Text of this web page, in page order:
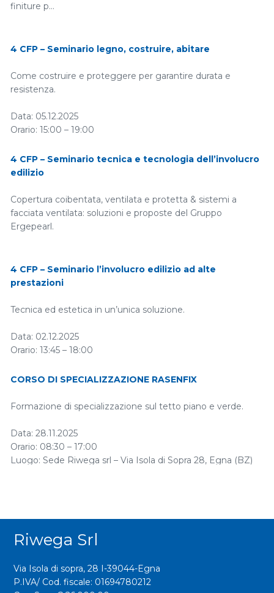
finiture p…
4 CFP – Seminario legno, costruire, abitare
Come costruire e proteggere per garantire durata e
resistenza.
Data: 05.12.2025
Orario: 15:00 – 19:00
Enna, Via Sant’Agata…
4 CFP – Seminario tecnica e tecnologia dell’involucro
edilizio
Copertura coibentata, ventilata e protetta & sistemi a
facciata ventilata: soluzioni e proposte del Gruppo
Ergepearl.
Orario: 14:00 – 18:00
Luogo: Eredi di Alliat…
4 CFP – Seminario l’involucro edilizio ad alte
prestazioni
Tecnica ed estetica in un’unica soluzione.
Data: 02.12.2025
Orario: 13:45 – 18:00
g.c., Via I Maggio 39 – 29122…
CORSO DI SPECIALIZZAZIONE RASENFIX
Formazione di specializzazione sul tetto piano e verde.
Data: 28.11.2025
Orario: 08:30 – 17:00
Luogo: Sede Riwega srl – Via Isola di Sopra 28, Egna (BZ)
Riwega Srl
Via Isola di sopra, 28 I-39044-Egna
P.IVA/ Cod. fiscale: 01694780212